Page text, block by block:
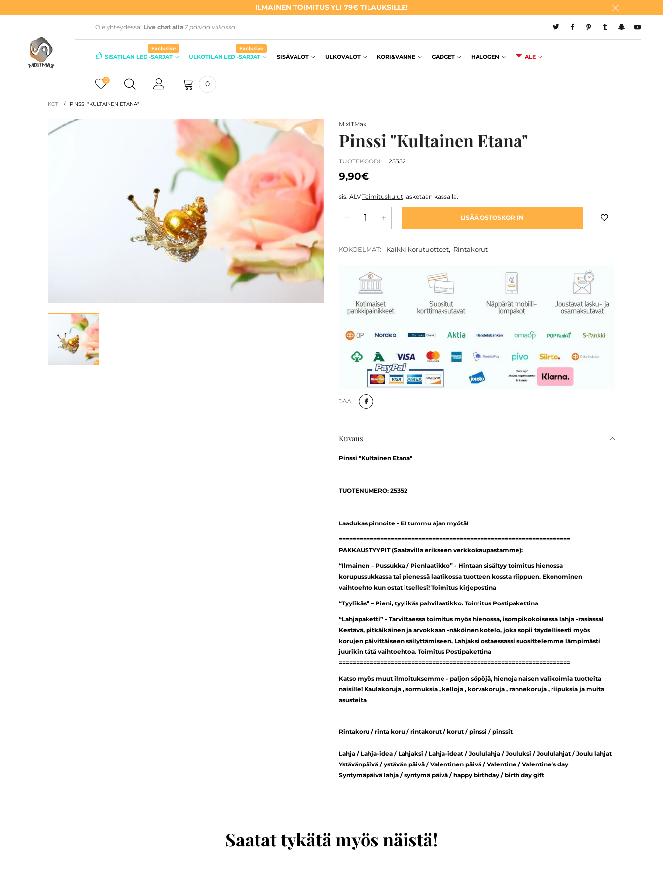
ILMAINEN TOIMITUS YLI 79€ TILAUKSILLE!
Ole yhteydessä: Live chat alla 7 päivää viikossa
SISÄTILAN LED -SARJAT
Exclusive
ULKOTILAN LED -SARJAT
Exclusive
SISÄVALOT ULKOVALOT KORI&VANNE GADGET HALOGEN ALE
0 0
KOTI / PINSSI "KULTAINEN ETANA"
MixITMax
Pinssi "Kultainen Etana"
TUOTEKOODI: 25352
9,90€
sis. ALVToimituskulut lasketaan kassalla.
LISÄÄ OSTOSKORIIN
KOKOELMAT: Kaikki korutuotteet, Rintakorut
JAA
Kuvaus
Pinssi "Kultainen Etana"
TUOTENUMERO: 25352
Laadukas pinnoite - EI tummu ajan myötä!
===================================================================
PAKKAUSTYYPIT (Saatavilla erikseen verkkokaupastamme):
“Ilmainen – Pussukka / Pienlaatikko” - Hintaan sisältyy toimitus hienossa
korupussukkassa tai pienessä laatikossa tuotteen kossta riippuen. Ekonominen
vaihtoehto kun ostat itsellesi! Toimitus kirjepostina
“Tyylikäs” – Pieni, tyylikäs pahvilaatikko. Toimitus Postipakettina
“Lahjapaketti” - Tarvittaessa toimitus myös hienossa, isompikokoisessa lahja -rasiassa!
Kestävä, pitkäikäinen ja arvokkaan -näköinen kotelo, joka sopii täydellisesti myös
korujen päivittäiseen säilyttämiseen. Lahjaksi ostaessassi suosittelemme lämpimästi
juurikin tätä vaihtoehtoa. Toimitus Postipakettina
===================================================================
Katso myös muut ilmoituksemme - paljon söpöjä, hienoja naisen valikoimia tuotteita
naisille! Kaulakoruja , sormuksia , kelloja , korvakoruja , rannekoruja , riipuksia ja muita
asusteita
Rintakoru / rinta koru / rintakorut / korut / pinssi / pinssit
Lahja / Lahja-idea / Lahjaksi / Lahja-ideat / Joululahja / Jouluksi / Joululahjat / Joulu lahjat
Ystävänpäivä / ystävän päivä / Valentinen päivä / Valentine / Valentine’s day
Syntymäpäivä lahja / syntymä päivä / happy birthday / birth day gift
Saatat tykätä myös näistä!